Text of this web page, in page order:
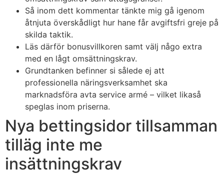
Så inom dett kommentar tänkte mig gå igenom
åtnjuta överskådligt hur hane får avgiftsfri greje på
skilda taktik.
Läs därför bonusvillkoren samt välj någo extra
med en lågt omsättningskrav.
Grundtanken befinner si sålede ej att
professionella näringsverksamhet ska
marknadsföra avta service armé – vilket likaså
speglas inom priserna.
Nya bettingsidor tillsamman
tilläg inte me
insättningskrav